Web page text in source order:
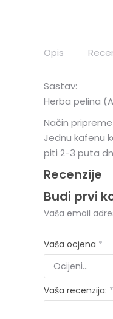
Opis
Sastav:
Herba pelina
Način
Jednu kafenu
piti 2-3 puta
Recenzije
Budi prvi
Vaša email
Vaša ocjena *
Vaša recenzija: *